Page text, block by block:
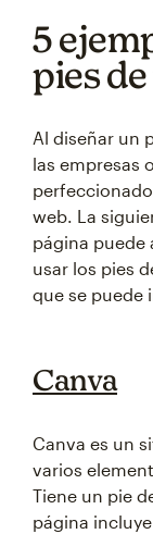
5
pies
Al diseñar un
las empresas
web. La
página puede
usar los pies
que se puede
Canva
Canva es un
varios
Tiene un pie
página